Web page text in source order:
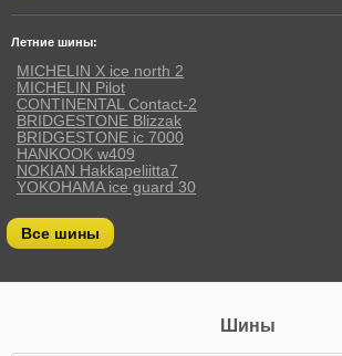
Летние шины:
MICHELIN X ice north 2
MICHELIN Pilot
CONTINENTAL Contact-2
BRIDGESTONE Blizzak
BRIDGESTONE ic 7000
HANKOOK w409
NOKIAN Hakkapeliitta7
YOKOHAMA ice guard 30
Все шины
Шины